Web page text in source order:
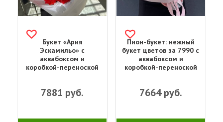
Букет «‎Ария
Эскамильо» с
аквабоксом и
коробкой-переноской
7881 руб.
Пион-букет: нежный
букет цветов за 7990 с
аквабоксом и
коробкой-переноской
7664руб.